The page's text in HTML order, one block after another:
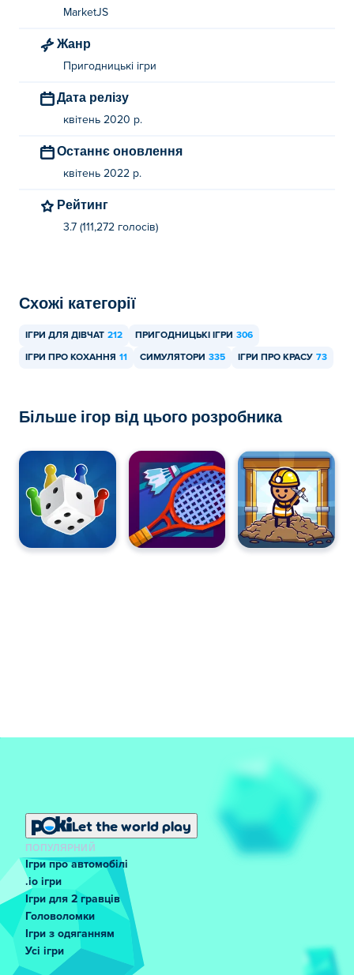
MarketJS
Жанр
Пригодницькі ігри
Дата релізу
квітень 2020 р.
Останнє оновлення
квітень 2022 р.
Рейтинг
3.7 (111,272 голосів)
Схожі категорії
ІГРИ ДЛЯ ДІВЧАТ 212 ПРИГОДНИЦЬКІ ІГРИ 306
ІГРИ ПРО КОХАННЯ 11 СИМУЛЯТОРИ 335 ІГРИ ПРО КРАСУ 73
Більше ігор від цього розробника
Let the world play
ПОПУЛЯРНИЙ
Ігри про автомобілі
.io ігри
Ігри для 2 гравців
Головоломки
Ігри з одяганням
Усі ігри